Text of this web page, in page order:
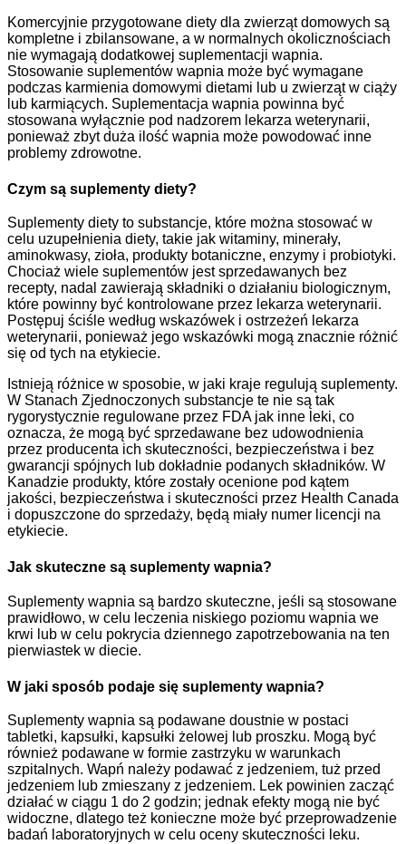
Komercyjnie przygotowane diety dla zwierząt domowych są
kompletne i zbilansowane, a w normalnych okolicznościach
nie wymagają dodatkowej suplementacji wapnia.
Stosowanie suplementów wapnia może być wymagane
podczas karmienia domowymi dietami lub u zwierząt w ciąży
lub karmiących. Suplementacja wapnia powinna być
stosowana wyłącznie pod nadzorem lekarza weterynarii,
ponieważ zbyt duża ilość wapnia może powodować inne
problemy zdrowotne.
Czym są suplementy diety?
Suplementy diety to substancje, które można stosować w
celu uzupełnienia diety, takie jak witaminy, minerały,
aminokwasy, zioła, produkty botaniczne, enzymy i probiotyki.
Chociaż wiele suplementów jest sprzedawanych bez
recepty, nadal zawierają składniki o działaniu biologicznym,
które powinny być kontrolowane przez lekarza weterynarii.
Postępuj ściśle według wskazówek i ostrzeżeń lekarza
weterynarii, ponieważ jego wskazówki mogą znacznie różnić
się od tych na etykiecie.
Istnieją różnice w sposobie, w jaki kraje regulują suplementy.
W Stanach Zjednoczonych substancje te nie są tak
rygorystycznie regulowane przez FDA jak inne leki, co
oznacza, że ​​mogą być sprzedawane bez udowodnienia
przez producenta ich skuteczności, bezpieczeństwa i bez
gwarancji spójnych lub dokładnie podanych składników. W
Kanadzie produkty, które zostały ocenione pod kątem
jakości, bezpieczeństwa i skuteczności przez Health Canada
i dopuszczone do sprzedaży, będą miały numer licencji na
etykiecie.
Jak skuteczne są suplementy wapnia?
Suplementy wapnia są bardzo skuteczne, jeśli są stosowane
prawidłowo, w celu leczenia niskiego poziomu wapnia we
krwi lub w celu pokrycia dziennego zapotrzebowania na ten
pierwiastek w diecie.
W jaki sposób podaje się suplementy wapnia?
Suplementy wapnia są podawane doustnie w postaci
tabletki, kapsułki, kapsułki żelowej lub proszku. Mogą być
również podawane w formie zastrzyku w warunkach
szpitalnych. Wapń należy podawać z jedzeniem, tuż przed
jedzeniem lub zmieszany z jedzeniem. Lek powinien zacząć
działać w ciągu 1 do 2 godzin; jednak efekty mogą nie być
widoczne, dlatego też konieczne może być przeprowadzenie
badań laboratoryjnych w celu oceny skuteczności leku.